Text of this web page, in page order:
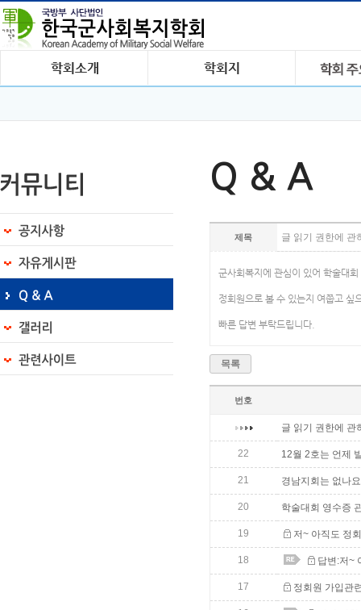
Q & A
제목 글 읽기 권한에 관
군사회복지에 관심이 있어 학술대
정회원으로 볼 수 있는지 여쭙고 싶
빠른 답변 부탁드립니다.
목록
번호
글 읽기 권한에 관
22 12월 2호는 언제
21 경남지회는 없나
20 학술대회 영수증
19 저~ 아직도 정
18 답변:저~
17 정회원 가입관